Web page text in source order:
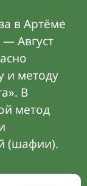
в Артёме
Август
и методу
В
метод
(шафии).